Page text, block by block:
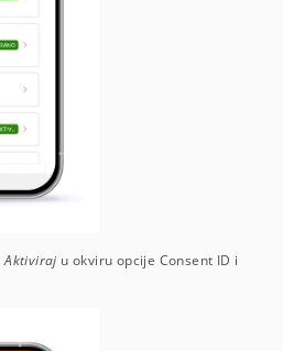
Aktiviraj u okviru opcije Consent ID i